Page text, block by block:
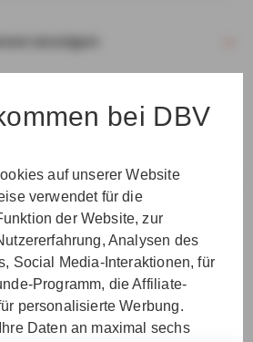
bei DBV
auf unserer Website
verwendet für die
der Website, zur
Analysen des
Social Media-Interaktionen, für
Programm, die Affiliate-
personalisierte Werbung.
Daten an maximal sechs
anzeigen
& WEI­TER